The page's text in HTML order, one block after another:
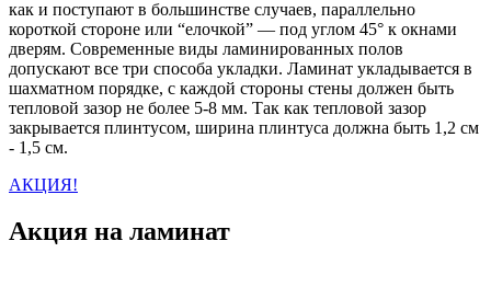
как и поступают в большинстве случаев, параллельно
короткой стороне или “елочкой” — под углом 45° к окнами
дверям. Современные виды ламинированных полов
допускают все три способа укладки. Ламинат укладывается в
шахматном порядке, с каждой стороны стены должен быть
тепловой зазор не более 5-8 мм. Так как тепловой зазор
закрывается плинтусом, ширина плинтуса должна быть 1,2 см
- 1,5 см.
АКЦИЯ!
Акция на ламинат